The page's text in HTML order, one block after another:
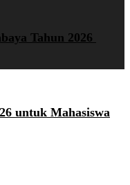
Tahun 2026
untuk Mahasiswa